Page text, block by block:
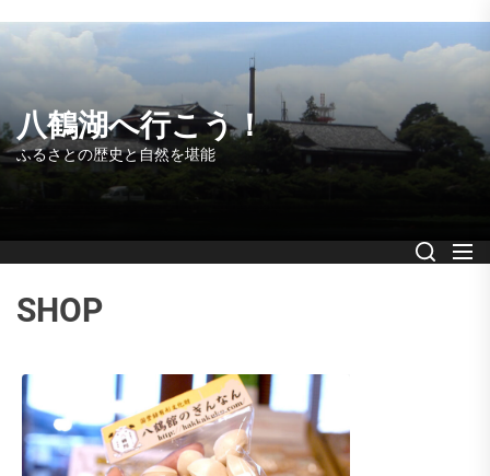
Skip
to
the
content
八鶴湖へ行こう！
ふるさとの歴史と自然を堪能
SHOP